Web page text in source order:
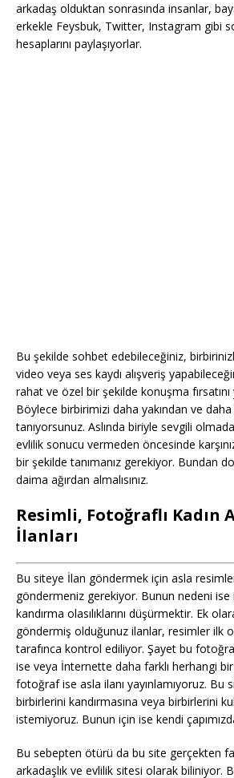
arkadaş olduktan sonrasında insanlar,
erkekle Feysbuk, Twitter, Instagram gibi
hesaplarını paylaşıyorlar.
Bu şekilde sohbet edebileceğiniz,
video veya ses kaydı alışveriş
rahat ve özel bir şekilde konuşma fırsatını
Böylece birbirimizi daha yakından ve
tanıyorsunuz. Aslında biriyle sevgili
evlilik sonucu vermeden öncesinde
bir şekilde tanımanız gerekiyor. Bundan
daima ağırdan almalısınız.
Resimli, Fotoğraflı Kadın
İlanları
Bu siteye İlan göndermek için asla
göndermeniz gerekiyor. Bunun nedeni ise
kandırma olasılıklarını düşürmektir. Ek
göndermiş olduğunuz ilanlar, resimler ilk
tarafınca kontrol ediliyor. Şayet bu
ise veya İnternette daha farklı herhangi
fotoğraf ise asla ilanı yayınlamıyoruz. Bu
birbirlerini kandırmasına veya birbirlerini
istemiyoruz. Bunun için ise kendi
Bu sebepten ötürü da bu site gerçekten
arkadaşlık ve evlilik sitesi olarak biliniyor.